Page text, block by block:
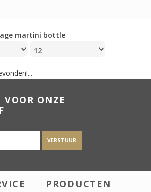
martini bottle
VOOR ONZE
VERSTUUR
PRODUCTEN